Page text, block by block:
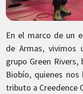
En el marco de un
de Armas, vivimos
grupo Green
Biobío, quienes
tributo a Creedence